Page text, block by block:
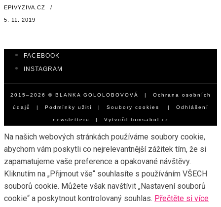
EPIVYZIVA.CZ /
5. 11. 2019
FACEBOOK
INSTAGRAM
2015–2026 © BLANKA GOLOLOBOVOVÁ | Ochrana osobních
údajů | Podmínky užití | Soubory cookies | Odhlášení
newsletteru | Vytvořil tomsabol.cz
Na našich webových stránkách používáme soubory cookie,
abychom vám poskytli co nejrelevantnější zážitek tím, že si
zapamatujeme vaše preference a opakované návštěvy.
Kliknutím na „Přijmout vše“ souhlasíte s používáním VŠECH
souborů cookie. Můžete však navštívit „Nastavení souborů
cookie“ a poskytnout kontrolovaný souhlas. Přečtěte si více